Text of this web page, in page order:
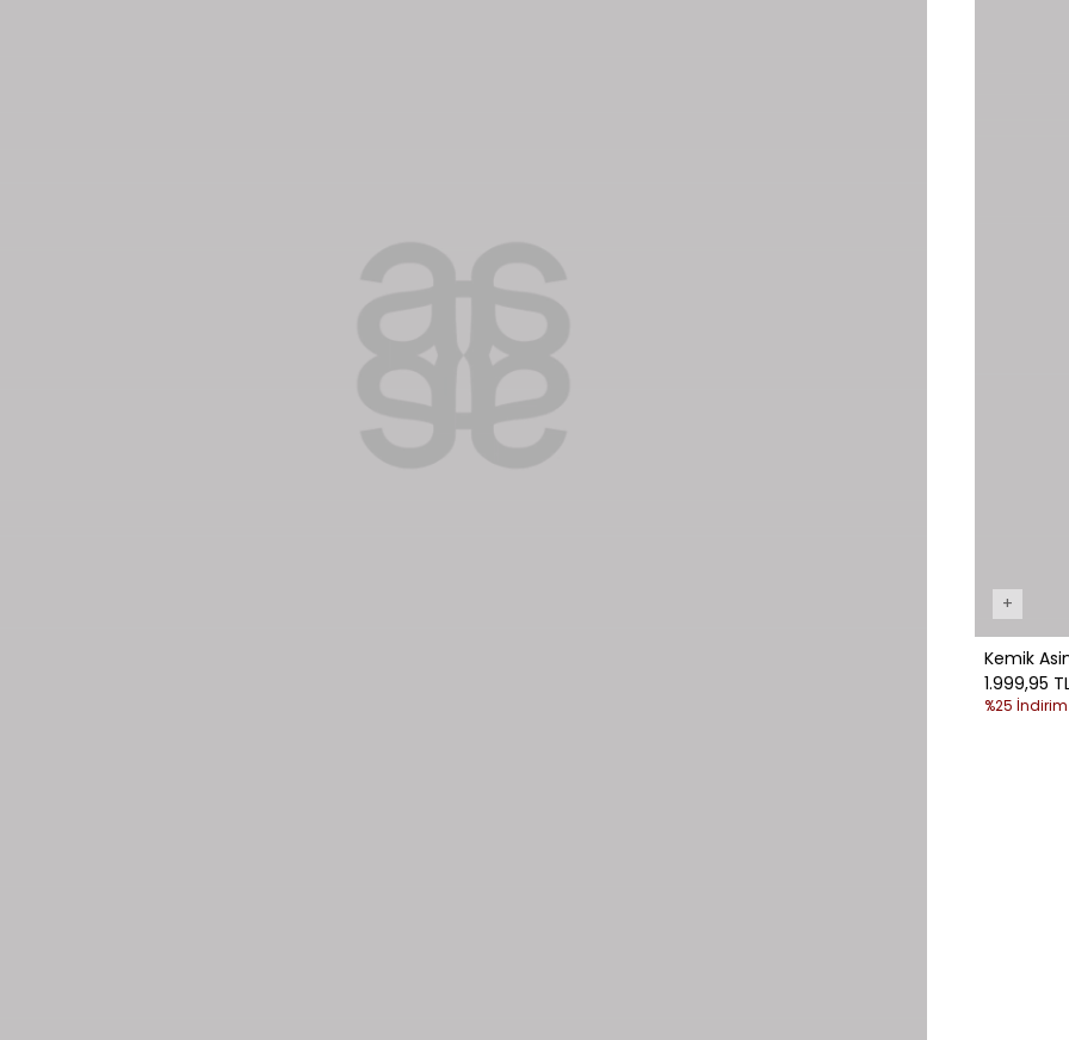
+
Kemik
1.999,95
%25 İndirim